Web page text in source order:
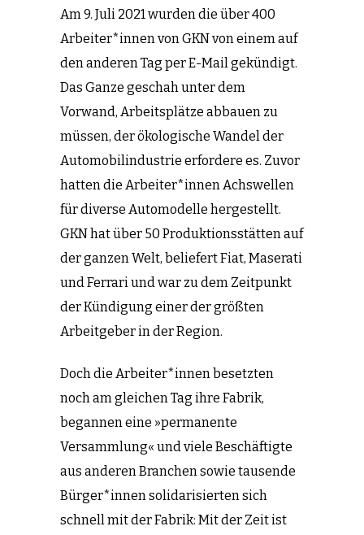
Am 9. Juli 2021 wurden die über 400
Arbeiter*innen von GKN von einem auf
den anderen Tag per E-Mail gekündigt.
Das Ganze geschah unter dem
Vorwand, Arbeitsplätze abbauen zu
müssen, der ökologische Wandel der
Automobilindustrie erfordere es. Zuvor
hatten die Arbeiter*innen Achswellen
für diverse Automodelle hergestellt.
GKN hat über 50 Produktionsstätten auf
der ganzen Welt, beliefert Fiat, Maserati
und Ferrari und war zu dem Zeitpunkt
der Kündigung einer der größten
Arbeitgeber in der Region.
Doch die Arbeiter*innen besetzten
noch am gleichen Tag ihre Fabrik,
begannen eine »permanente
Versammlung« und viele Beschäftigte
aus anderen Branchen sowie tausende
Bürger*innen solidarisierten sich
schnell mit der Fabrik: Mit der Zeit ist